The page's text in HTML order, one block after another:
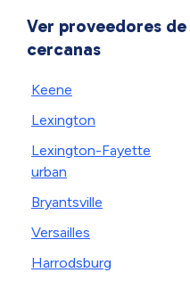
Ver proveedores
cercanas
Keene
Lexington
Lexington-Fayette
urban
Bryantsville
Versailles
Harrodsburg